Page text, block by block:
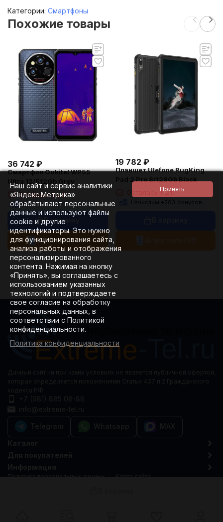
Категории: Смартфоны
Похожие товары
36 742 ₽
Смартфон Oukitel WP55
Ultra 12/512Gb Grey
Осталась 1 шт.
Начислим +525 бонусов
В корзину
Запрос счета / КП
19 782 ₽
Планшет Ulefone RugKing
Pad 2 Pro 8/128Gb Black
Осталась 1 шт.
Начислим + бонусов
Наш сайт и сервис аналитики
«Яндекс.Метрика»
обрабатывают персональные
данные и используют файлы
cookie и другие
идентификаторы. Это нужно
для функционирования сайта,
анализа работы и отображения
персонализированного
контента. Нажимая на кнопку
«Принять», вы соглашаетесь с
использованием указанных
технологий и подтверждаете
свое согласие на обработку
персональных данных, в
соответствии с Политикой
конфиденциальности.
Политика конфиденциальности